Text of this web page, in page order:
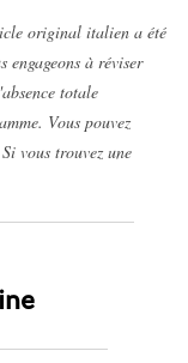
original italien a été
à réviser
totale
Vous pouvez
vous trouvez une